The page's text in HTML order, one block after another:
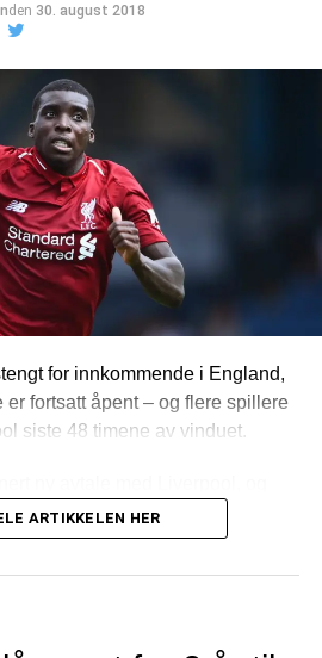
den 30. august 2018
for innkommende i England,
fortsatt åpent – og flere spillere
siste 48 timene av vinduet.
fotball og Reims for hele
ARTIKKELEN HER